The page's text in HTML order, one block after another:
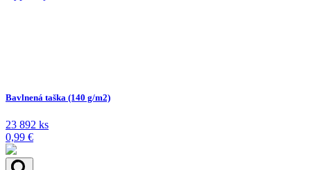
Bavlnená taška (140 g/m2)
23 892 ks
0,99 €